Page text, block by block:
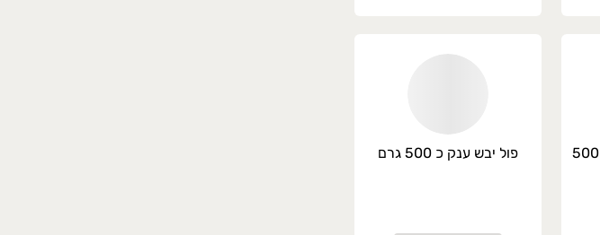
פאבה - אפונה צהובה כ 500
פול יבש ענק כ 500 גרם